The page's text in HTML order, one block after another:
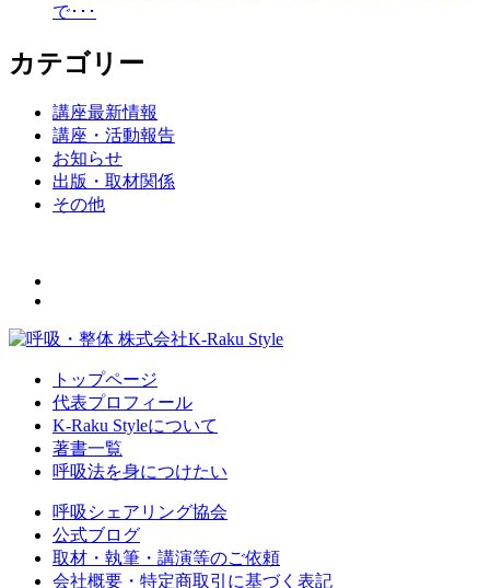
で･･･
カテゴリー
講座最新情報
講座・活動報告
お知らせ
出版・取材関係
その他
トップページ
代表プロフィール
K-Raku Styleについて
著書一覧
呼吸法を身につけたい
呼吸シェアリング協会
公式ブログ
取材・執筆・講演等のご依頼
会社概要・特定商取引に基づく表記